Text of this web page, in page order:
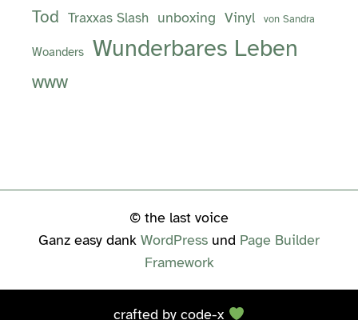
Tod Traxxas Slash unboxing Vinyl von Sandra
Woanders Wunderbares Leben
www
© the last voice
Ganz easy dank WordPress und Page Builder
Framework
crafted bycode-x